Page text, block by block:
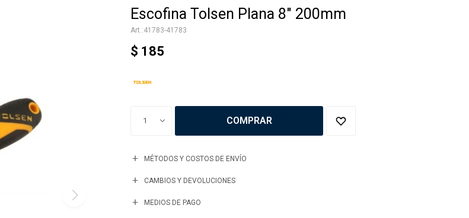
Escofina Tolsen Plana 8" 200mm
41783-41783
$ 185
1 COMPRAR
MÉTODOS Y COSTOS DE ENVÍO
CAMBIOS Y DEVOLUCIONES
MEDIOS DE PAGO